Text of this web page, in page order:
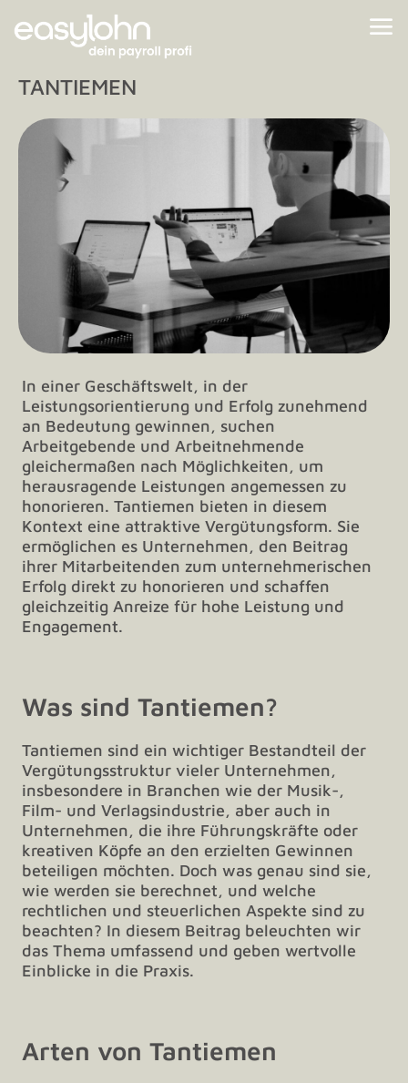
TANTIEMEN
In einer Geschäftswelt, in der
Leistungsorientierung und Erfolg zunehmend
an Bedeutung gewinnen, suchen
Arbeitgebende und Arbeitnehmende
gleichermaßen nach Möglichkeiten, um
herausragende Leistungen angemessen zu
honorieren. Tantiemen bieten in diesem
Kontext eine attraktive Vergütungsform. Sie
ermöglichen es Unternehmen, den Beitrag
ihrer Mitarbeitenden zum unternehmerischen
Erfolg direkt zu honorieren und schaffen
gleichzeitig Anreize für hohe Leistung und
Engagement.
Was sind Tantiemen?
Tantiemen sind ein wichtiger Bestandteil der
Vergütungsstruktur vieler Unternehmen,
insbesondere in Branchen wie der Musik-,
Film- und Verlagsindustrie, aber auch in
Unternehmen, die ihre Führungskräfte oder
kreativen Köpfe an den erzielten Gewinnen
beteiligen möchten. Doch was genau sind sie,
wie werden sie berechnet, und welche
rechtlichen und steuerlichen Aspekte sind zu
beachten? In diesem Beitrag beleuchten wir
das Thema umfassend und geben wertvolle
Einblicke in die Praxis.
Arten von Tantiemen